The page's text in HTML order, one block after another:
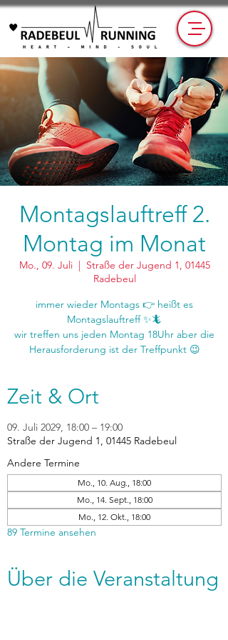
Montagslauftreff 2.
Montag im Monat
Mo., 09. Juli
  |
Straße der Jugend 1, 01445
Radebeul
immer wieder Montags 👉 heißt es
Montagslauftreff ✨🦎
wir treffen uns jeden Montag 18Uhr aber die
Zeit & Ort
09. Juli 2029, 18:00 – 19:00
Straße der Jugend 1, 01445 Radebeul
Andere Termine
Mo., 10. Aug., 18:00
Mo., 14. Sept., 18:00
Mo., 12. Okt., 18:00
89 Termine ansehen
Über die Veranstaltung